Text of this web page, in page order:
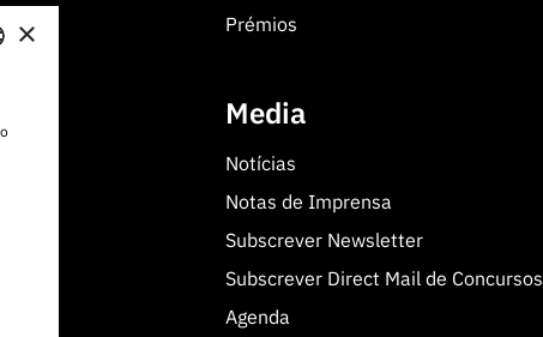
Prémios
Media
Notícias
Notas de Imprensa
Subscrever Newsletter
Subscrever Direct Mail de Concursos
Agenda
×